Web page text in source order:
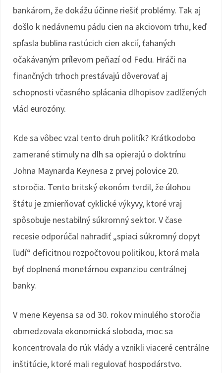
bankárom, že dokážu účinne riešiť problémy. Tak aj
došlo k nedávnemu pádu cien na akciovom trhu, keď
spľasla bublina rastúcich cien akcií, ťahaných
očakávaným prílevom peňazí od Fedu. Hráči na
finančných trhoch prestávajú dôverovať aj
schopnosti včasného splácania dlhopisov zadlžených
vlád eurozóny.
Kde sa vôbec vzal tento druh politík? Krátkodobo
zamerané stimuly na dlh sa opierajú o doktrínu
Johna Maynarda Keynesa z prvej polovice 20.
storočia. Tento britský ekonóm tvrdil, že úlohou
štátu je zmierňovať cyklické výkyvy, ktoré vraj
spôsobuje nestabilný súkromný sektor. V čase
recesie odporúčal nahradiť „spiaci súkromný dopyt
ľudí“ deficitnou rozpočtovou politikou, ktorá mala
byť doplnená monetárnou expanziou centrálnej
banky.
V mene Keyensa sa od 30. rokov minulého storočia
obmedzovala ekonomická sloboda, moc sa
koncentrovala do rúk vlády a vznikli viaceré centrálne
inštitúcie, ktoré mali regulovať hospodárstvo.